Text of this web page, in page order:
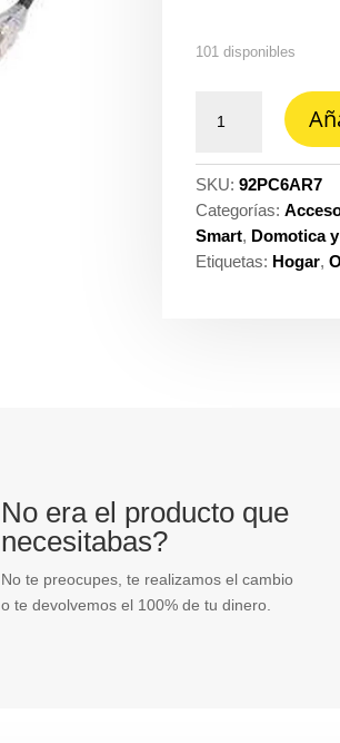
101 disponibles
cord
libre
de
halogenos
categoria
cantidad
SKU:92PC6AR7
Categorías:
Smart, Domotica
Etiquetas: Hogar,
No era el producto que
necesitabas?
No te preocupes, te realizamos el cambio
o te devolvemos el 100% de tu dinero.